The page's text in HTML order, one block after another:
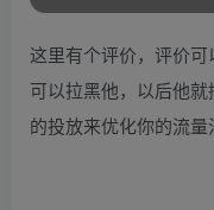
这里有个评价，评价
可以拉黑他，以后他
的投放来优化你的流量